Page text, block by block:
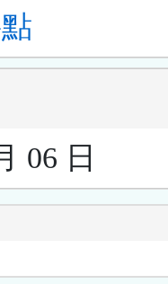
06 日